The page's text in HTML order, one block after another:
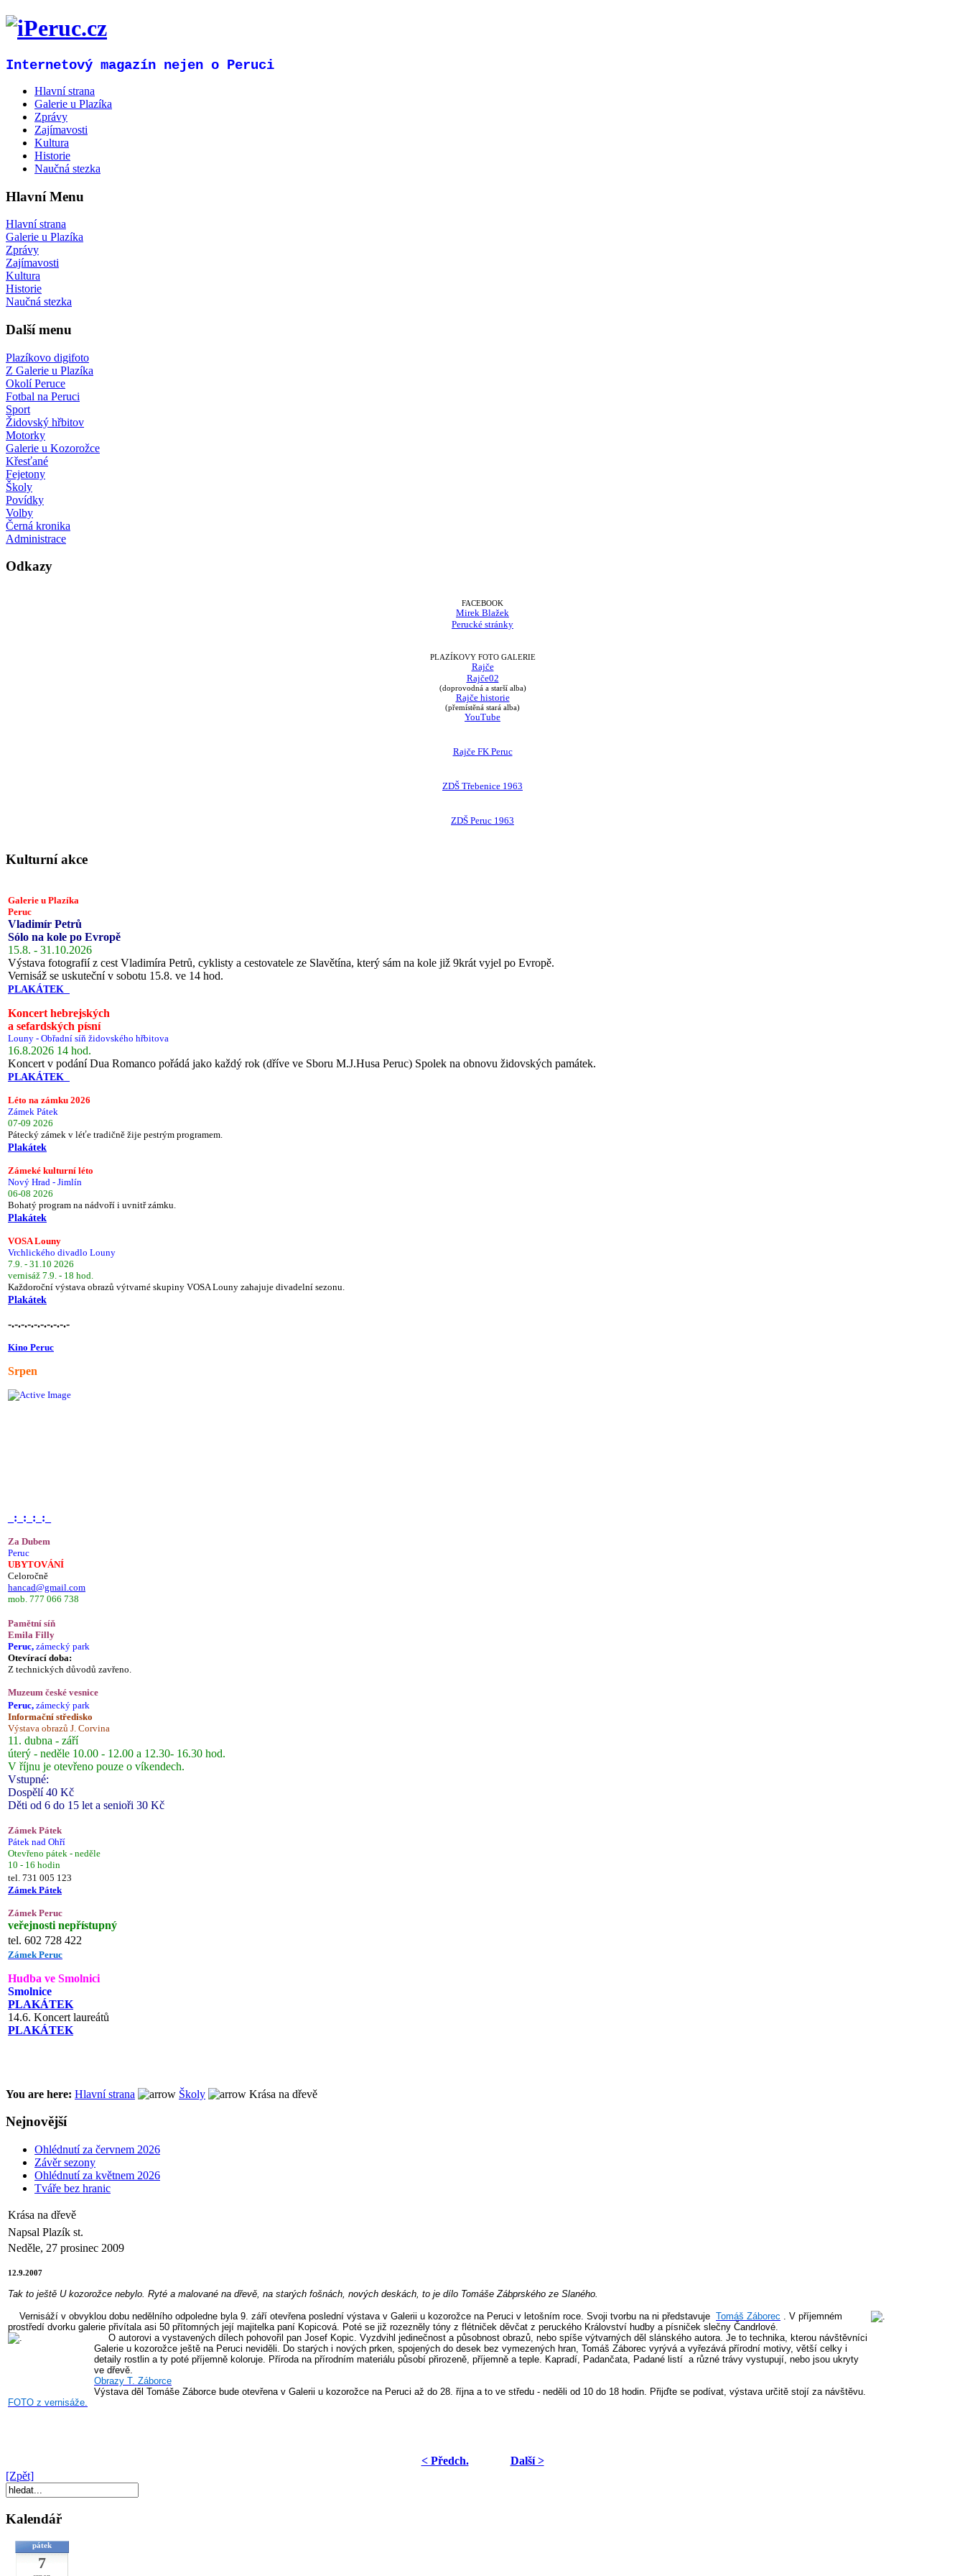
Internetový magazín nejen o Peruci
Hlavní strana
Galerie u Plazíka
Zprávy
Zajímavosti
Kultura
Historie
Naučná stezka
Hlavní Menu
Hlavní strana
Galerie u Plazíka
Zprávy
Zajímavosti
Kultura
Historie
Naučná stezka
Další menu
Plazíkovo digifoto
Z Galerie u Plazíka
Okolí Peruce
Fotbal na Peruci
Sport
Židovský hřbitov
Motorky
Galerie u Kozorožce
Křesťané
Fejetony
Školy
Povídky
Volby
Černá kronika
Administrace
Odkazy
FACEBOOK
Mirek Blažek
Perucké stránky
PLAZÍKOVY FOTO GALERIE
Rajče
Rajče02
(doprovodná a starší alba)
Rajče historie
(přemístěná stará alba)
YouTube
Rajče FK Peruc
ZDŠ Třebenice 1963
ZDŠ Peruc 1963
Kulturní akce
Galerie u Plazíka
Peruc
Vladimír Petrů
Sólo na kole po Evropě
15.8. - 31.10.2026
Výstava fotografií z cest Vladimíra Petrů, cyklisty a cestovatele ze Slavětína, který sám na kole již 9krát vyjel po Evropě.
Vernisáž se uskuteční v sobotu 15.8. ve 14 hod.
PLAKÁTEK
Koncert hebrejských
a sefardských písní
Louny - Obřadní síň židovského hřbitova
16.8.2026 14 hod.
Koncert v podání Dua Romanco pořádá jako každý rok (dříve ve Sboru M.J.Husa Peruc) Spolek na obnovu židovských památek.
PLAKÁTEK
Léto na zámku 2026
Zámek Pátek
07-09 2026
Pátecký zámek v léťe tradičně žije pestrým programem.
Plakátek
Zámeké kulturní léto
Nový Hrad - Jimlín
06-08 2026
Bohatý program na nádvoří i uvnitř zámku.
Plakátek
VOSA Louny
Vrchlického divadlo Louny
7.9. - 31.10 2026
vernisáž 7.9. - 18 hod.
Každoroční výstava obrazů výtvarné skupiny VOSA Louny zahajuje divadelní sezonu.
Plakátek
-.-.-.-.-.-.-.-.-.-
Kino Peruc
Srpen
_:_:_:_:_
Za Dubem
Peruc
UBYTOVÁNÍ
Celoročně
hancad@gmail.com
mob. 777 066 738
Pamětní síň
Emila Filly
Peruc, zámecký park
Otevírací doba:
Z technických důvodů zavřeno.
Muzeum české vesnice
Peruc, zámecký park
Informační středisko
Výstava obrazů J. Corvina
11. dubna - září
úterý - neděle 10.00 - 12.00 a 12.30- 16.30 hod.
V říjnu je otevřeno pouze o víkendech.
Vstupné:
Dospělí 40 Kč
Děti od 6 do 15 let a senioři 30 Kč
Zámek Pátek
Pátek nad Ohří
Otevřeno pátek - neděle
10 - 16 hodin
tel. 731 005 123
Zámek Pátek
Zámek Peruc
veřejnosti nepřístupný
tel. 602 728 422
Zámek Peruc
Hudba ve Smolnici
Smolnice
PLAKÁTEK
14.6. Koncert laureátů
PLAKÁTEK
You are here: Hlavní strana Školy Krása na dřevě
Nejnovější
Ohlédnutí za červnem 2026
Závěr sezony
Ohlédnutí za květnem 2026
Tváře bez hranic
Krása na dřevě
Napsal Plazík st.
Neděle, 27 prosinec 2009
12.9.2007
Tak to ještě U kozorožce nebylo. Ryté a malované na dřevě, na starých fošnách, nových deskách, to je dílo Tomáše Zábprského ze Slaného.
Vernisáží v obvyklou dobu nedělního odpoledne byla 9. září otevřena poslední výstava v Galerii u kozorožce na Peruci v letošním roce. Svoji tvorbu na ni představuje Tomáš Záborec . V příjemném
prostředí dvorku galerie přivítala asi 50 přítomných její majitelka paní Kopicová. Poté se již rozezněly tóny z flétniček děvčat z peruckého Království hudby a písniček slečny Čandrlové.
O autorovi a vystavených dílech pohovořil pan Josef Kopic. Vyzdvihl jedinečnost a působnost obrazů, nebo spíše výtvarných děl slánského autora. Je to technika, kterou návštěvníci
Galerie u kozorožce ještě na Peruci neviděli. Do starých i nových prken, spojených do desek bez vymezených hran, Tomáš Záborec vyrývá a vyřezává přírodní motivy, větší celky i
detaily rostlin a ty poté příjemně koloruje. Příroda na přírodním materiálu působí přirozeně, příjemně a teple. Kapradí, Padančata, Padané listí a různé trávy vystupují, nebo jsou ukryty
ve dřevě.
Obrazy T. Záborce
Výstava děl Tomáše Záborce bude otevřena v Galerii u kozorožce na Peruci až do 28. října a to ve středu - neděli od 10 do 18 hodin. Přijďte se podívat, výstava určitě stojí za návštěvu.
FOTO z vernisáže.
< Předch.
Další >
[Zpět]
Kalendář
pátek
7